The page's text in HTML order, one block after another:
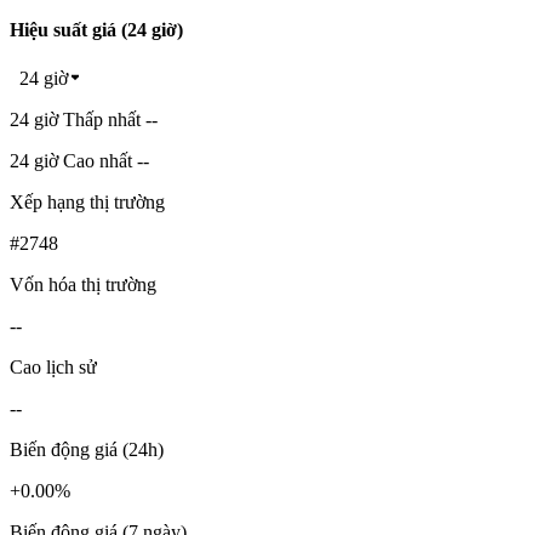
Hiệu suất giá (24 giờ)
24 giờ
24 giờ Thấp nhất --
24 giờ Cao nhất --
Xếp hạng thị trường
#2748
Vốn hóa thị trường
--
Cao lịch sử
--
Biến động giá (24h)
+0.00%